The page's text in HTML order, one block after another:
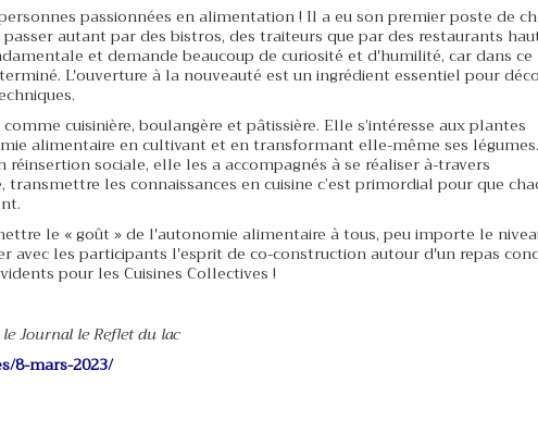
passionnées en alimentation ! Il a eu son premier poste de
autant par des bistros, des traiteurs que par des restaurants
et demande beaucoup de curiosité et d'humilité, car dans ce
L'ouverture à la nouveauté est un ingrédient essentiel pour
cuisinière, boulangère et pâtissière. Elle s’intéresse aux plantes
alimentaire en cultivant et en transformant elle-même ses
réinsertion sociale, elle les a accompagnés à se réaliser à-travers
transmettre les connaissances en cuisine c’est primordial pour que
le « goût » de l'autonomie alimentaire à tous, peu importe le
avec les participants l'esprit de co-construction autour d'un repas
pour les Cuisines Collectives !
Journal le Reflet du lac
8-mars-2023/